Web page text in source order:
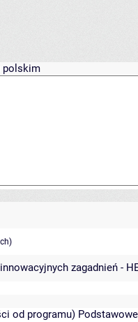
polskim
zagadnień -
od programu)